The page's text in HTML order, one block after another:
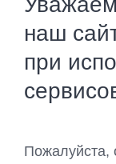
наш
при
Пожалуйста,